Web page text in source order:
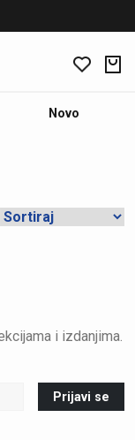
Novo
i izdanjima.
Prijavi se